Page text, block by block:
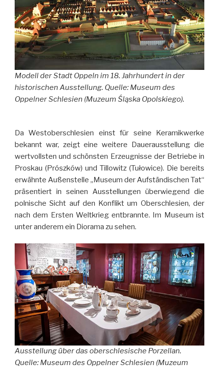
Modell der Stadt Oppeln im 18. Jahrhundert in der
historischen Ausstellung. Quelle: Museum des
Oppelner Schlesien (Muzeum Śląska Opolskiego).
Da Westoberschlesien einst für seine Keramikwerke
bekannt war, zeigt eine weitere Dauerausstellung die
wertvollsten und schönsten Erzeugnisse der Betriebe in
Proskau (Prószków) und Tillowitz (Tułowice). Die bereits
erwähnte Außenstelle „Museum der Aufständischen Tat“
präsentiert in seinen Ausstellungen überwiegend die
polnische Sicht auf den Konflikt um Oberschlesien, der
nach dem Ersten Weltkrieg entbrannte. Im Museum ist
unter anderem ein Diorama zu sehen.
Ausstellung über das oberschlesische Porzellan.
Quelle: Museum des Oppelner Schlesien (Muzeum